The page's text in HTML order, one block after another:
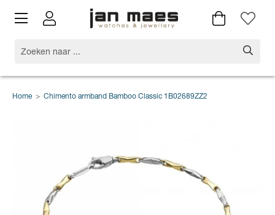
Home > Chimento armband Bamboo Classic 1B02689ZZ2